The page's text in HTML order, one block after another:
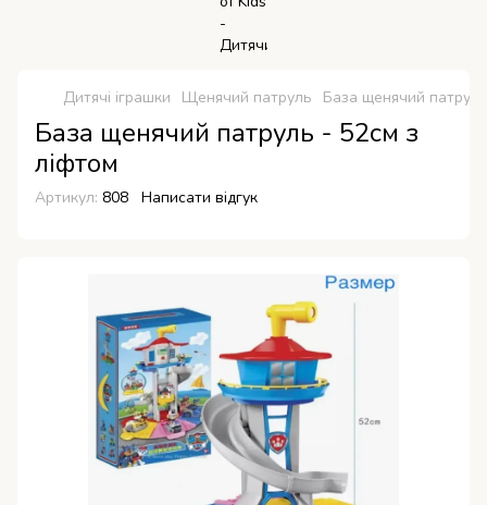
Дитячі іграшки Щенячий патруль База щенячий
База щенячий патруль - 52см з
ліфтом
Артикул: 808 Написати відгук